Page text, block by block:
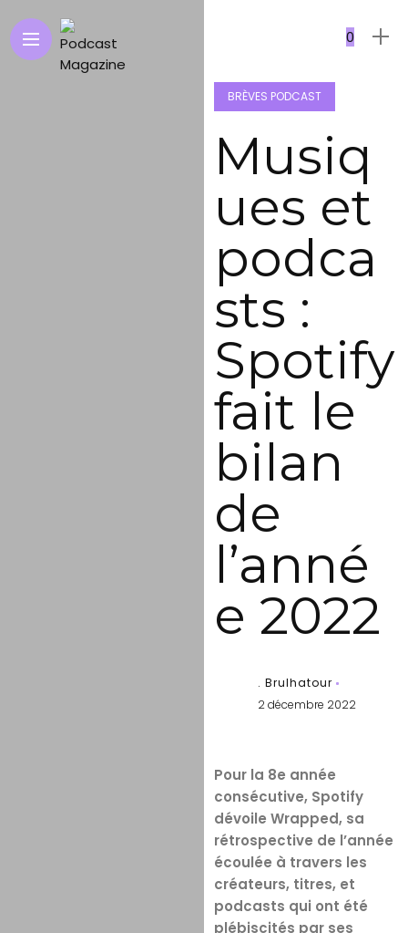
0
BRÈVES PODCAST
Musiq
ues et
podca
sts :
Spotify
fait le
bilan
de
l’anné
e 2022
. Brulhatour
2 décembre 2022
Pour la 8e année
consécutive, Spotify
dévoile Wrapped, sa
rétrospective de l’année
écoulée à travers les
créateurs, titres, et
podcasts qui ont été
plébiscités par ses